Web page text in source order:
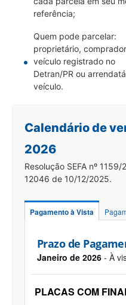
referência;
Quem pode parcelar:
proprietário,
veículo registrado no
Detran/PR ou
veículo.
Calendário de
2026
Resolução SEFA nº
12046 de 10/12/2025.
Pagamento à Vista
Prazo de
Janeiro de 2026 - À
PLACAS COM